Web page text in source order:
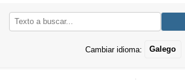
Cambiar idioma: Galego